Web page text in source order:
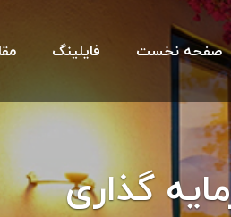
گذاری
صفحه نخست فایلینگ